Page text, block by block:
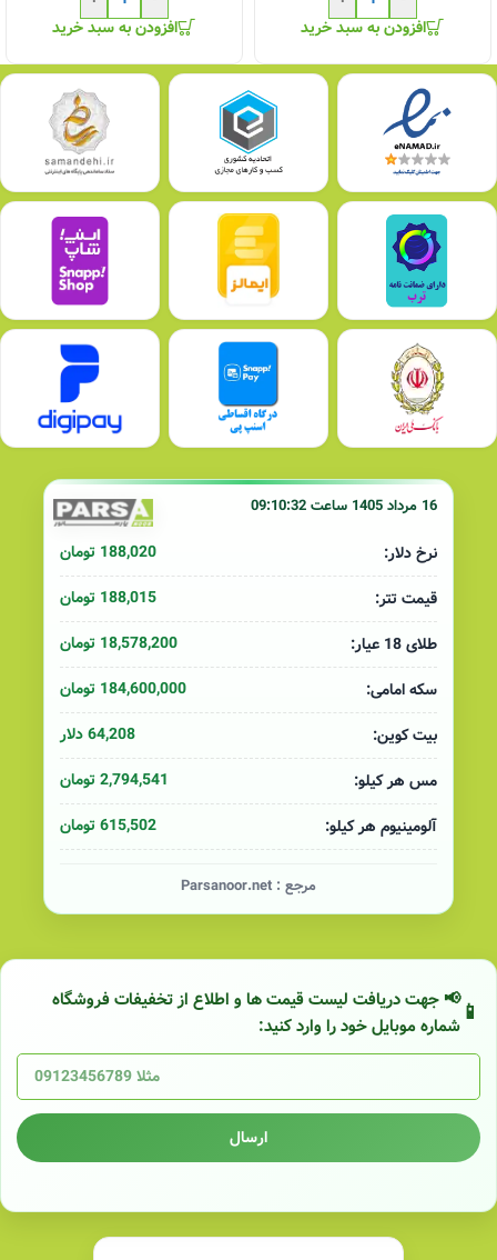
افزودن به سبد خرید
افزودن به سبد خرید
16 مرداد 1405 ساعت 09:10:32
نرخ دلار:
188,020 تومان
قیمت تتر:
188,015 تومان
طلای 18 عیار:
18,578,200 تومان
سکه امامی:
184,600,000 تومان
بیت کوین:
64,208 دلار
مس هر کیلو:
2,794,541 تومان
آلومینیوم هر کیلو:
615,502 تومان
مرجع : Parsanoor.net
📢 جهت دریافت لیست قیمت ها و اطلاع از تخفیفات فروشگاه
شماره موبایل خود را وارد کنید:
ارسال